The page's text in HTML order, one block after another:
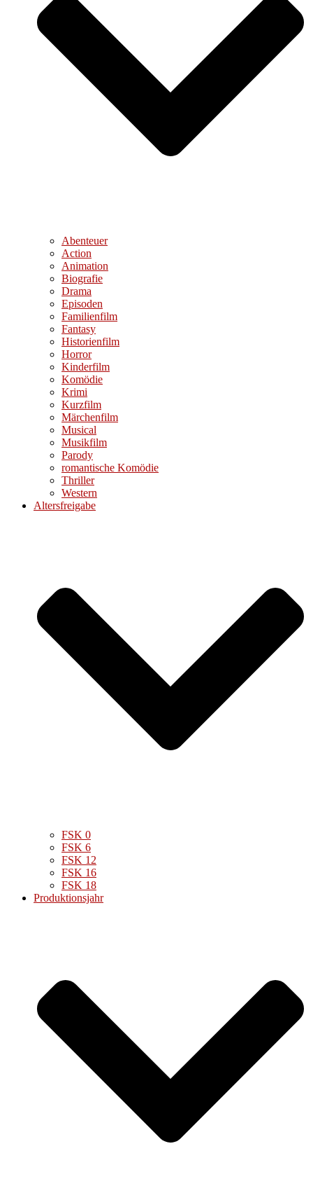
Abenteuer
Action
Animation
Biografie
Drama
Episoden
Familienfilm
Fantasy
Historienfilm
Horror
Kinderfilm
Komödie
Krimi
Kurzfilm
Märchenfilm
Musical
Musikfilm
Parody
romantische Komödie
Thriller
Western
Altersfreigabe
FSK 0
FSK 6
FSK 12
FSK 16
FSK 18
Produktionsjahr